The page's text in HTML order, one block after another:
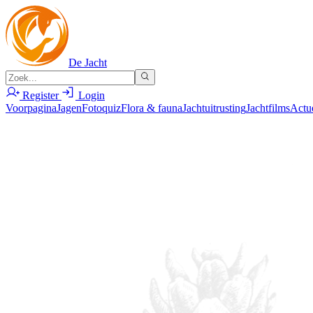
De Jacht
Register
Login
VoorpaginaJagenFotoquizFlora & faunaJachtuitrustingJachtfilms